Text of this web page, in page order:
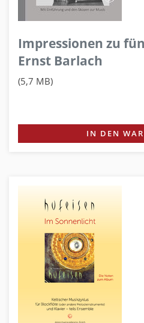
Impressionen zu
Ernst Barlach
(5,7 MB)
IN DEN